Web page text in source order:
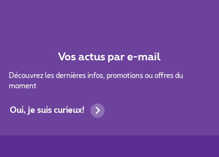
Vos actus par e-mail
Découvrez les dernières infos, promotions ou offres du
moment
Oui, je suis curieux!